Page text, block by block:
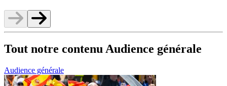
Tout notre contenu Audience générale
Audience générale